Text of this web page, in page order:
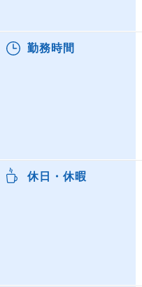
勤務時間
休日・休暇